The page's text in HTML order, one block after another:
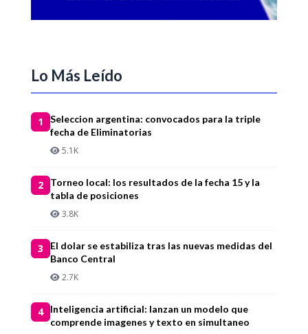
Lo Más Leído
1
Seleccion argentina: convocados para la triple
fecha de Eliminatorias
5.1K
2
Torneo local: los resultados de la fecha 15 y la
tabla de posiciones
3.8K
3
El dolar se estabiliza tras las nuevas medidas del
Banco Central
2.7K
4
Inteligencia artificial: lanzan un modelo que
comprende imagenes y texto en simultaneo